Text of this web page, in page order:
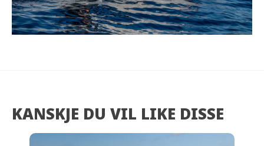
KANSKJE DU VIL LIKE DISSE